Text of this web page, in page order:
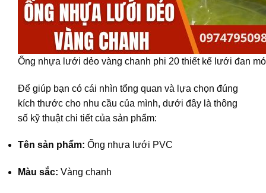
Ống nhựa lưới dẻo vàng chanh phi 20 thiết kế lưới đan
Để giúp bạn có cái nhìn tổng quan và lựa chọn đúng
kích thước cho nhu cầu của mình, dưới đây là thông
số kỹ thuật chi tiết của sản phẩm:
Tên sản phẩm: Ống nhựa lưới PVC
Màu sắc: Vàng chanh